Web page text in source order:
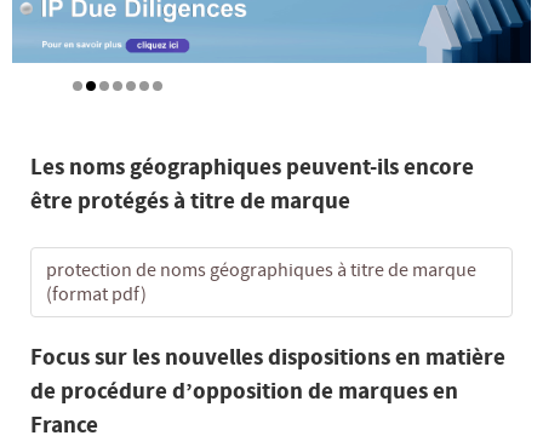
Les noms géographiques peuvent-ils encore
être protégés à titre de marque
protection de noms géographiques à titre de marque
(format pdf)
Focus sur les nouvelles dispositions en matière
de procédure d’opposition de marques en
France